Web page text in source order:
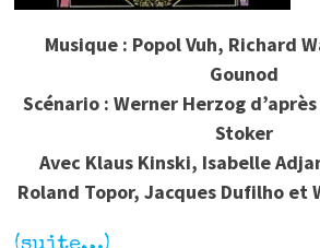
Musique : Popol Vuh, Richard
Gounod
Scénario : Werner Herzog
Stoker
Avec Klaus Kinski, Isabelle
Roland Topor, Jacques Dufilho et